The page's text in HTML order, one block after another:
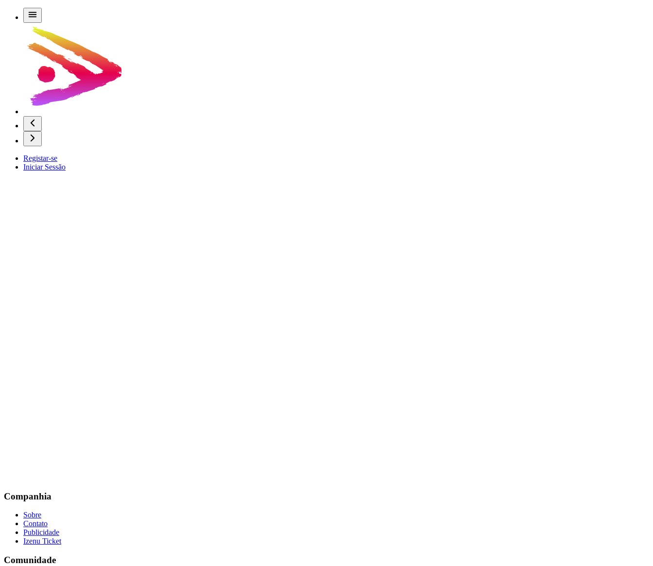
Registar-se
Iniciar Sessão
Companhia
Sobre
Contato
Publicidade
Izenu Ticket
Comunidade